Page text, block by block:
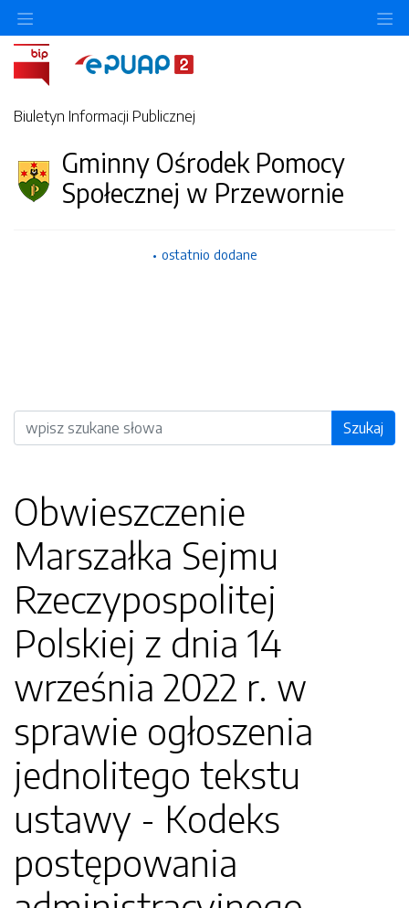
Biuletyn Informacji Publicznej
Gminny Ośrodek Pomocy
Społecznej w Przewornie
ostatnio dodane
Wyszukiwarka Szukaj
Obwieszczenie
Marszałka Sejmu
Rzeczypospolitej
Polskiej z dnia 14
września 2022 r. w
sprawie ogłoszenia
jednolitego tekstu
ustawy - Kodeks
postępowania